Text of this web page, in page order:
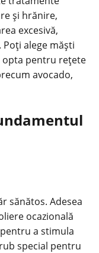
și hrănire,
excesivă,
alege măști
opta pentru rețete
avocado,
sănătos. Adesea
ocazională
a stimula
special pentru